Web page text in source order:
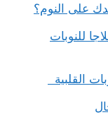
على النوم؟
القلبية